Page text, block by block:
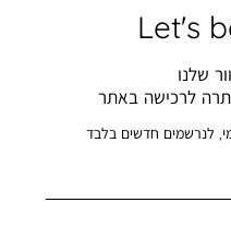
Let's
שלנו
לרכישה באתר
לנרשמים חדשים בלבד